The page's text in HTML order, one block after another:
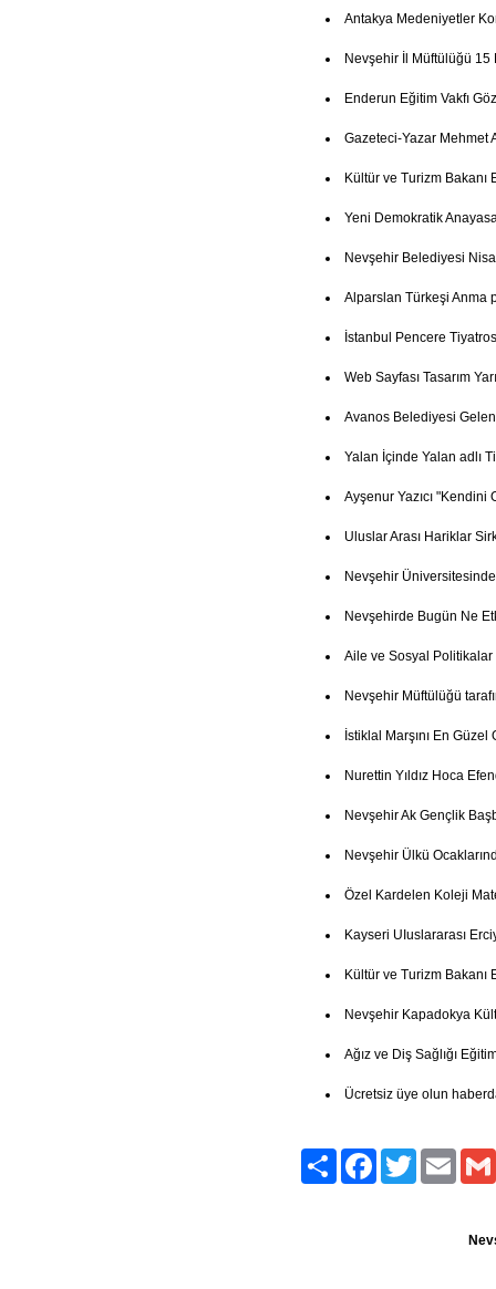
Antakya Medeniyetler
Nevşehir İl Müftülüğü
Enderun Eğitim Vakfı
Gazeteci-Yazar Mehmet
Kültür ve Turizm Bakanı
Yeni Demokratik
Nevşehir Belediyesi
Alparslan Türkeşi Anma
İstanbul Pencere
Web Sayfası Tasarım
Avanos Belediyesi
Yalan İçinde Yalan adlı
Ayşenur Yazıcı
Uluslar Arası Hariklar
Nevşehir
Nevşehirde Bugün Ne
Aile ve Sosyal Politikalar
Nevşehir Müftülüğü
İstiklal Marşını En Güzel
Nurettin Yıldız Hoca
Nevşehir Ak Gençlik
Nevşehir Ülkü
Özel Kardelen Koleji
Kayseri UIuslararası
Kültür ve Turizm
Nevşehir Kapadokya
Ağız ve Diş Sağlığı
Ücretsiz üye olun
Paylaş FacebookTwitter Email